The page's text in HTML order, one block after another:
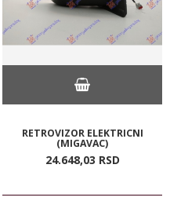
RETROVIZOR ELEKTRICNI
(MIGAVAC)
24.648,03 RSD